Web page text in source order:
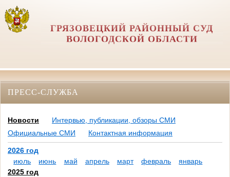
ГРЯЗОВЕЦКИЙ РАЙОННЫЙ СУД
ВОЛОГОДСКОЙ ОБЛАСТИ
ПРЕСС-СЛУЖБА
Новости
Интервью, публикации, обзоры СМИ
Официальные СМИ
Контактная информация
2026 год
июль
июнь май апрель март февраль
январь
2025 год